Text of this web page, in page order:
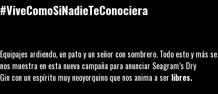
#ViveComoSiNadieTeConociera
Equipajes ardiendo, un pato y un señor con sombrero. Todo esto y más se
nos muestra en esta nueva campaña para anunciar Seagram’s Dry
Gin con un espíritu muy neoyorquino que nos anima a ser libres.